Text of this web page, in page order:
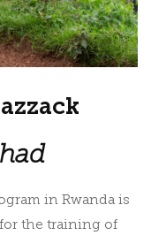
in Rwanda is
the training of